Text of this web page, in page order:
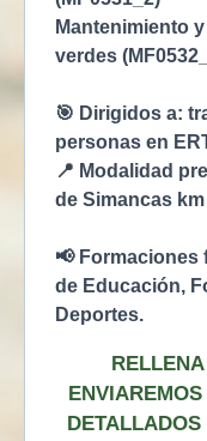
Mantenimiento
verdes
🎯 Dirigidos a:
personas en
📍 Modalidad
de Simancas
📢 Formaciones
de Educación,
Deportes.